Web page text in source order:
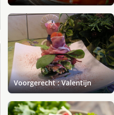
Voorgerecht : Valentijn